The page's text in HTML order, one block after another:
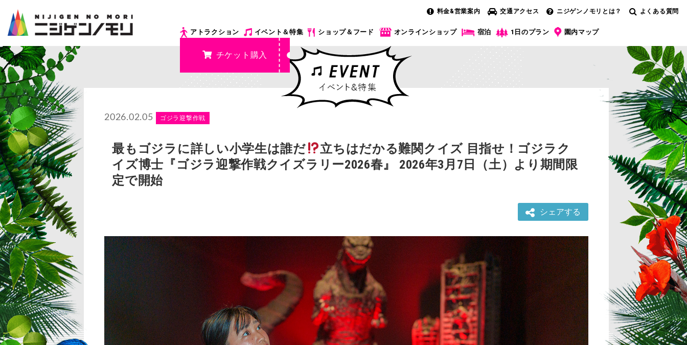
料金&営業案内 交通アクセス ニジゲンノモリとは？ よくある質問
アトラクション イベント＆特集 ショップ＆フード オンラインショップ 宿泊 1日のプラン 園内マップ
チケット購入
2026.02.05 ゴジラ迎撃作戦
最もゴジラに詳しい小学生は誰だ
立ちはだかる難関クイズ 目指せ！ゴジラク
イズ博士『ゴジラ迎撃作戦クイズラリー2026春』 2026年3月7日（土）より期間限
定で開始
シェアする